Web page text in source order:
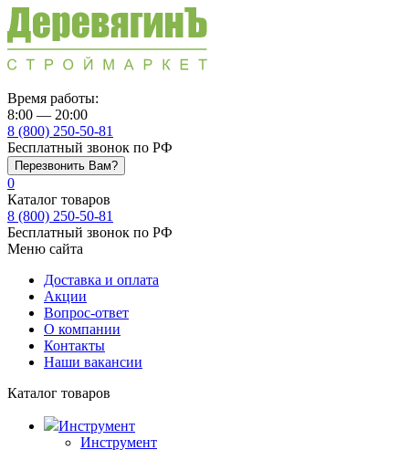
Время работы:
8:00 — 20:00
8 (800) 250-50-81
Бесплатный звонок по РФ
Перезвонить Вам?
0
Каталог товаров
8 (800) 250-50-81
Бесплатный звонок по РФ
Меню сайта
Доставка и оплата
Акции
Вопрос-ответ
О компании
Контакты
Наши вакансии
Каталог товаров
Инструмент
Инструмент